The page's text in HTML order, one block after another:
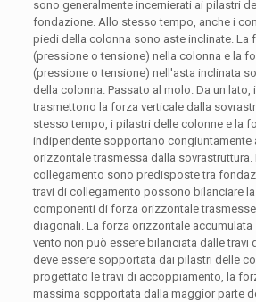
sono generalmente incernierati ai pilastri
fondazione. Allo stesso tempo, anche i
piedi della colonna sono aste inclinate. La
(pressione o tensione) nella colonna e la
(pressione o tensione) nell'asta inclinata
della colonna. Passato al molo. Da un
trasmettono la forza verticale dalla
stesso tempo, i pilastri delle colonne e la
indipendente sopportano congiuntamente
orizzontale trasmessa dalla sovrastruttura.
collegamento sono predisposte tra
travi di collegamento possono bilanciare
componenti di forza orizzontale
diagonali. La forza orizzontale accumulata
vento non può essere bilanciata dalle travi
deve essere sopportata dai pilastri delle
progettato le travi di accoppiamento, la
massima sopportata dalla maggior parte